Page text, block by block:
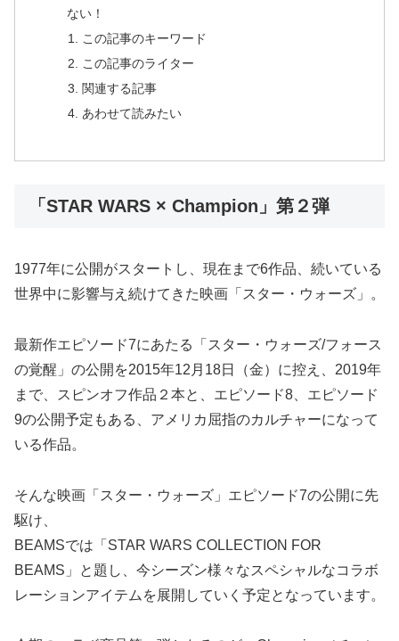
ない！
この記事のキーワード
この記事のライター
関連する記事
あわせて読みたい
「STAR WARS × Champion」第２弾
1977年に公開がスタートし、現在まで6作品、続いている
世界中に影響与え続けてきた映画「スター・ウォーズ」。
最新作エピソード7にあたる「スター・ウォーズ/フォース
の覚醒」の公開を2015年12月18日（金）に控え、2019年
まで、スピンオフ作品２本と、エピソード8、エピソード
9の公開予定もある、アメリカ屈指のカルチャーになって
いる作品。
そんな映画「スター・ウォーズ」エピソード7の公開に先
駆け、
BEAMSでは「STAR WARS COLLECTION FOR
BEAMS」と題し、今シーズン様々なスペシャルなコラボ
レーションアイテムを展開していく予定となっています。